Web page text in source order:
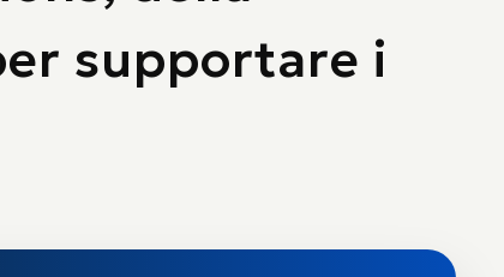
supportare i